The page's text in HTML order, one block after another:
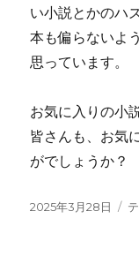
い小説とかのハ
本も偏らないよ
思っています。
お気に入りの小
皆さんも、お気
がでしょうか？
投
2025年3月28日
カ